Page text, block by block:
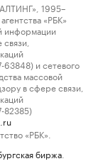
1995–
«РБК»
информации
и сетевого
массовой
в сфере связи,
82385)
«РБК».
биржа